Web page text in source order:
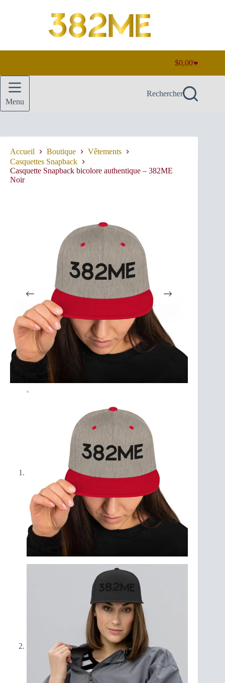
Panier
d’achat
$0,00
Menu
Rechercher
Accueil Boutique
Vêtements
Casquettes Snapback
Casquette Snapback bicolore authentique – 382ME
Noir